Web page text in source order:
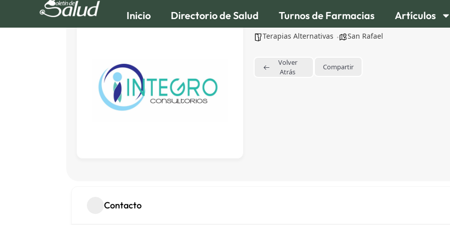
Inicio Directorio de Salud Turnos de Farmacias Artículos
Gabriela Lopez Biodecodificación &#8211,
Terapias Alternativas San Rafael
Volver
Atrás
Compartir
Contacto